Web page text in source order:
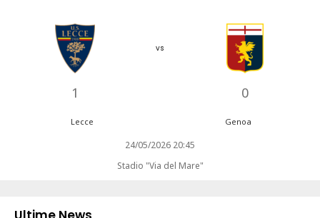
1
vs
0
Lecce Genoa
24/05/2026 20:45
Stadio "Via del Mare"